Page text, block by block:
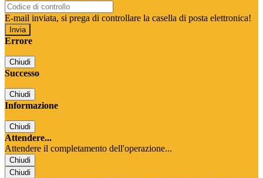
E-mail inviata, si prega di controllare la casella di posta elettronica!
Errore
Chiudi
Successo
Chiudi
Informazione
Chiudi
Attendere...
Attendere il completamento dell'operazione...
Chiudi
Chiudi